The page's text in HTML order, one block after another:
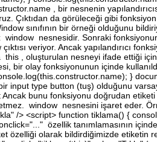
, bir nesnenin
Çıktıdan da görüleceği gibi
sınıfının bir örneği olduğunu
window nesnesidir. Sonraki
veriyor. Ancak yapılandırıcı
, oluşturulan nesneyi ifade ettiği için
bir olay fonksiyonunun içinde
}
input type button (tuş) olduğunu
Ancak bunu fonksiyonu doğrudan
window nesnesini işaret eder.
/> <script> function tiklama() {
özellik tanımlamasının
özelliği olarak bildirdiğimizde etiketin